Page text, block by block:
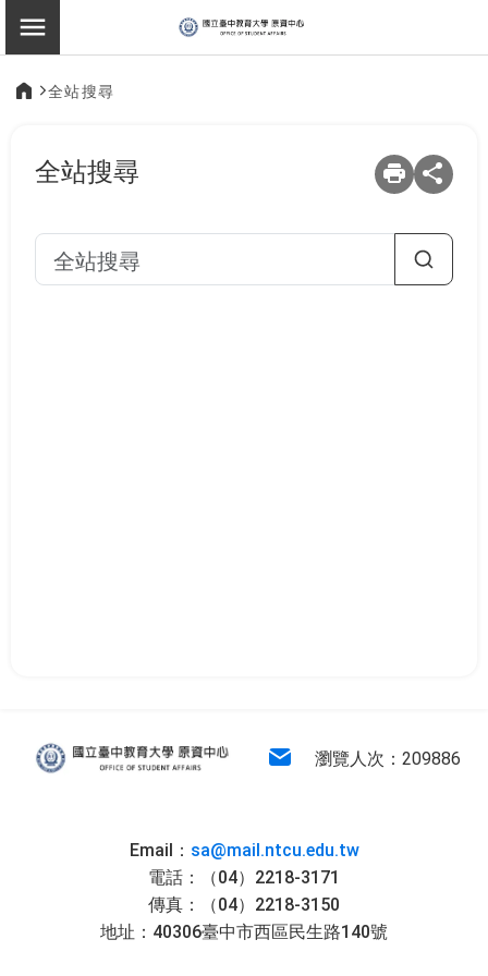
切換選單
全站搜尋
全站搜尋
瀏覽人次：209886
原住民族學生資源中心
電子信箱
Email： sa@mail.ntcu.edu.tw
電話：（04）2218-3171
傳真：（04）2218-3150
地址：40306臺中市西區民生路140號